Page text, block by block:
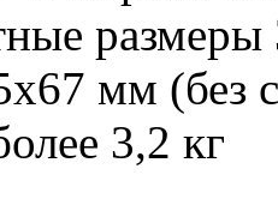
размеры
мм (без
3,2 кг